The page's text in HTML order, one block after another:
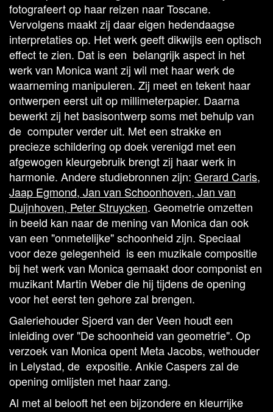
fotografeert op haar reizen naar Toscane.
Vervolgens maakt zij daar eigen hedendaagse
interpretaties op. Het werk geeft dikwijls een optisch
effect te zien. Dat is een belangrijk aspect in het
werk van Monica want zij wil met haar werk de
waarneming manipuleren. Zij meet en tekent haar
ontwerpen eerst uit op millimeterpapier. Daarna
bewerkt zij het basisontwerp soms met behulp van
de computer verder uit. Met een strakke en
precieze schildering op doek verenigd met een
afgewogen kleurgebruik brengt zij haar werk in
harmonie. Andere studiebronnen zijn: Gerard Caris,
Jaap Egmond, Jan van Schoonhoven, Jan van
Duijnhoven, Peter Struycken. Geometrie omzetten
in beeld kan naar de mening van Monica dan ook
van een "onmetelijke" schoonheid zijn. Speciaal
voor deze gelegenheid is een muzikale compositie
bij het werk van Monica gemaakt door componist en
muzikant Martin Weber die hij tijdens de opening
voor het eerst ten gehore zal brengen.
Galeriehouder Sjoerd van der Veen houdt een
inleiding over "De schoonheid van geometrie". Op
verzoek van Monica opent Meta Jacobs, wethouder
in Lelystad, de expositie. Ankie Caspers zal de
opening omlijsten met haar zang.
Al met al belooft het een bijzondere en kleurrijke